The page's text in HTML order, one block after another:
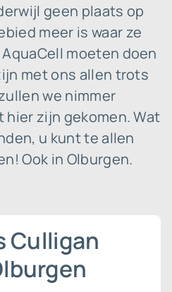
geen plaats op
meer is waar ze
moeten doen
met ons allen trots
we nimmer
zijn gekomen. Wat
u kunt te allen
Ook in Olburgen.
Culligan